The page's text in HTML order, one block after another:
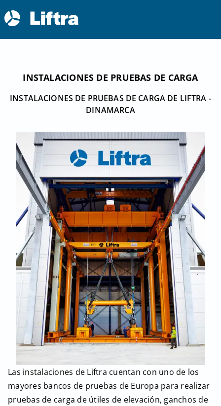
INSTALACIONES DE PRUEBAS DE CARGA
INSTALACIONES DE PRUEBAS DE CARGA DE LIFTRA -
DINAMARCA
Las instalaciones de Liftra cuentan con uno de los
mayores bancos de pruebas de Europa para realizar
pruebas de carga de útiles de elevación, ganchos de